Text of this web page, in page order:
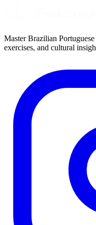
Master Brazilian
exercises, and cultural